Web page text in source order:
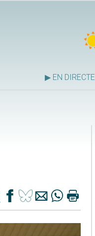
▶ EN DIRECTE